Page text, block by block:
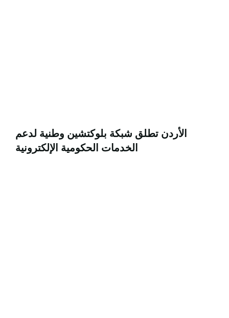
الأردن تطلق شبكة بلوكتشين وطنية لدعم
الخدمات الحكومية الإلكترونية